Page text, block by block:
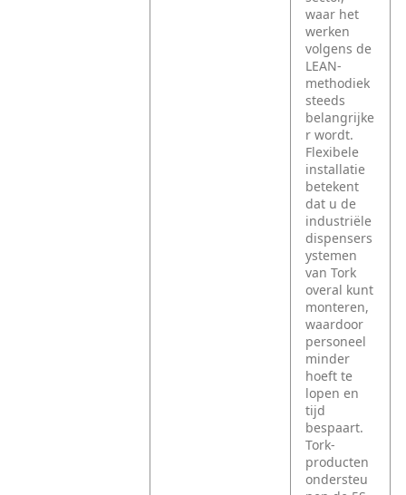
waar het
werken
volgens de
LEAN-
methodiek
steeds
belangrijke
r wordt.
Flexibele
installatie
betekent
dat u de
industriële
dispensers
ystemen
van Tork
overal kunt
monteren,
waardoor
personeel
minder
hoeft te
lopen en
tijd
bespaart.
Tork-
producten
ondersteu